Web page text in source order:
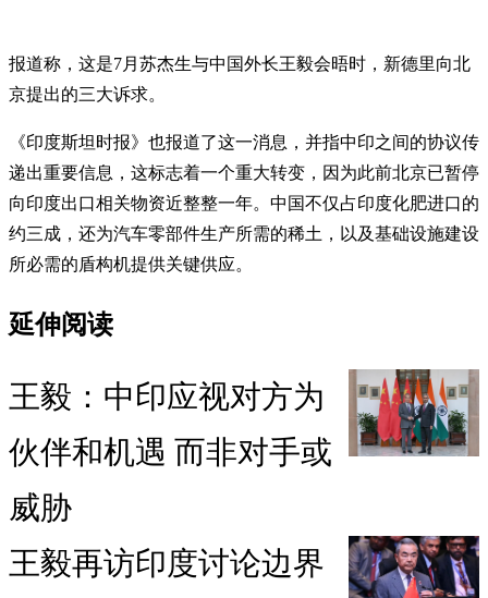
报道称，这是7月苏杰生与中国外长王毅会晤时，新德里向北
京提出的三大诉求。
《印度斯坦时报》也报道了这一消息，并指中印之间的协议传
递出重要信息，这标志着一个重大转变，因为此前北京已暂停
向印度出口相关物资近整整一年。中国不仅占印度化肥进口的
约三成，还为汽车零部件生产所需的稀土，以及基础设施建设
所必需的盾构机提供关键供应。
延伸阅读
王毅：中印应视对方为
伙伴和机遇 而非对手或
威胁
王毅再访印度讨论边界